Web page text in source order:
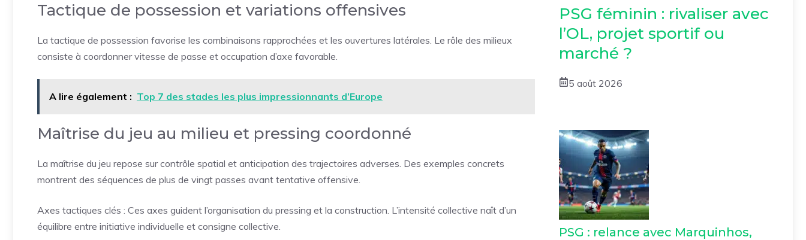
Tactique de possession et variations offensives
La tactique de possession favorise les combinaisons rapprochées et les ouvertures latérales. Le rôle des milieux
consiste à coordonner vitesse de passe et occupation d’axe favorable.
A lire également : Top 7 des stades les plus impressionnants d’Europe
Maîtrise du jeu au milieu et pressing coordonné
La maîtrise du jeu repose sur contrôle spatial et anticipation des trajectoires adverses. Des exemples concrets
montrent des séquences de plus de vingt passes avant tentative offensive.
Axes tactiques clés : Ces axes guident l’organisation du pressing et la construction. L’intensité collective naît d’un
équilibre entre initiative individuelle et consigne collective.
PSG féminin : rivaliser avec
l’OL, projet sportif ou
marché ?
5 août 2026
PSG : relance avec Marquinhos,